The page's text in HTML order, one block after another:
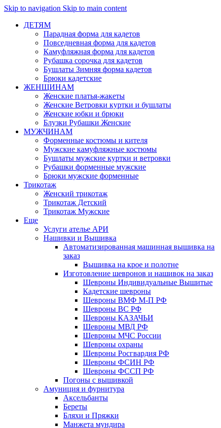
Skip to navigation Skip to main content
ДЕТЯМ
Парадная форма для кадетов
Повседневная форма для кадетов
Камуфляжная форма для кадетов
Рубашка сорочка для кадетов
Бушлаты Зимняя форма кадетов
Брюки кадетские
ЖЕНЩИНАМ
Женские платья-жакеты
Женские Ветровки куртки и бушлаты
Женские юбки и брюки
Блузки Рубашки Женские
МУЖЧИНАМ
Форменные костюмы и кителя
Мужские камуфляжные костюмы
Бушлаты мужские куртки и ветровки
Рубашки форменные мужские
Брюки мужские форменные
Трикотаж
Женский трикотаж
Трикотаж Детский
Трикотаж Мужские
Еще
Услуги ателье АРИ
Нашивки и Вышивка
Автоматизированная машинная вышивка на
заказ
Вышивка на крое и полотне
Изготовление шевронов и нашивок на заказ
Шевроны Индивидуальные Вышитые
Кадетские шевроны
Шевроны ВМФ М-П РФ
Шевроны ВС РФ
Шевроны КАЗАЧЬИ
Шевроны МВД РФ
Шевроны МЧС России
Шевроны охраны
Шевроны Росгвардия РФ
Шевроны ФСИН РФ
Шевроны ФССП РФ
Погоны с вышивкой
Амуниция и фурнитура
Аксельбанты
Береты
Бляхи и Пряжки
Манжета мундира